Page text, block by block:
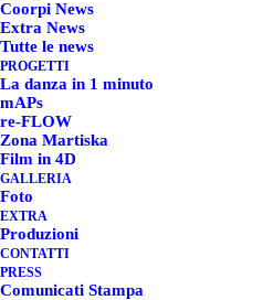
Coorpi News
Extra News
Tutte le news
PROGETTI
La danza in 1 minuto
mAPs
re-FLOW
Zona Martiska
Film in 4D
GALLERIA
Foto
EXTRA
Produzioni
CONTATTI
PRESS
Comunicati Stampa
2 OTTOBRE 2020
ZED FESTIVAL
VIDEODANZA
EDIZIONE